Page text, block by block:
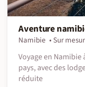
Aventure
Namibie Sur
Voyage en
pays, avec des
réduite